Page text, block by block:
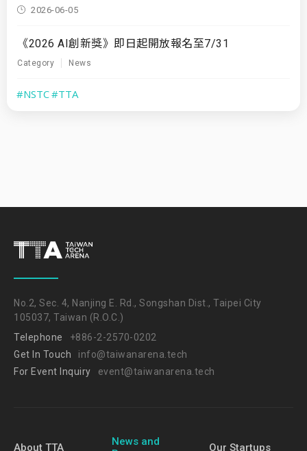
2026-06-05
《2026 AI創新獎》即日起開放報名至7/31
Category News
#NSTC#TTA
No.2, Sec. 4, Nanjing E. Rd., Songshan Dist., Taipei City
105037, Taiwan (R.O.C.)
Telephone
+886-2-2570-0202
Get In Touch
info@taiwanarena.tech
For Event Inquiry
event@taiwanarena.tech
About TTA
News and
Our Startups